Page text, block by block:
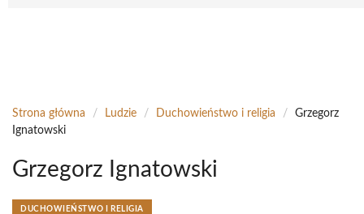
Strona główna / Ludzie / Duchowieństwo i religia /
Grzegorz
Ignatowski
Grzegorz Ignatowski
DUCHOWIEŃSTWO I RELIGIA